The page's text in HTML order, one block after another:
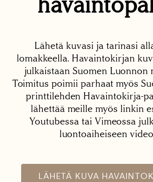
Lähetä kuvasi ja tarinasi
lomakkeella. Havaintokirjan
julkaistaan Suomen Luonnon
Toimitus poimii parhaat myös
printtilehden Havaintokirja-
lähettää meille myös linkin
Youtubessa tai Vimeossa
luontoaiheiseen
LÄHETÄ KUVA